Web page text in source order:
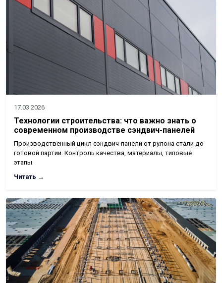
17.03.2026
Технологии строительства: что важно знать о
современном производстве сэндвич-панелей
Производственный цикл сэндвич-панели от рулона стали до
готовой партии. Контроль качества, материалы, типовые
этапы.
Читать →